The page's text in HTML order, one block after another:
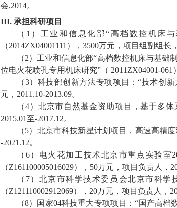
会,2014。
III. 承担科研项目
（ 1 ）工业和信息化部“高档数控机床
（2014ZX04001111 ）， 3500万元，项目组副组长，
（2）工业和信息化部“高档数控机床与基础
位电火花喷孔专用机床研究” （ 2011ZX04001-061
（3）科技部创新方法专项项目：“技术创
元， 2011.10-2013.09。
（4）北京市自然基金资助项目，基于多
2015.01至-2017.12。
（5）北京市科技新星计划项目，高速高精
-2021.12。
（ 6）电火花加工技术北京市重点实验室
（Z161100005016029）， 50万元，项目负责人，
（ 7）北京市科学技术委员会北京市科学
（Z121110002912069）， 20万元，项目负责人，
（8）国家04科技重大专项项目：“国产高档